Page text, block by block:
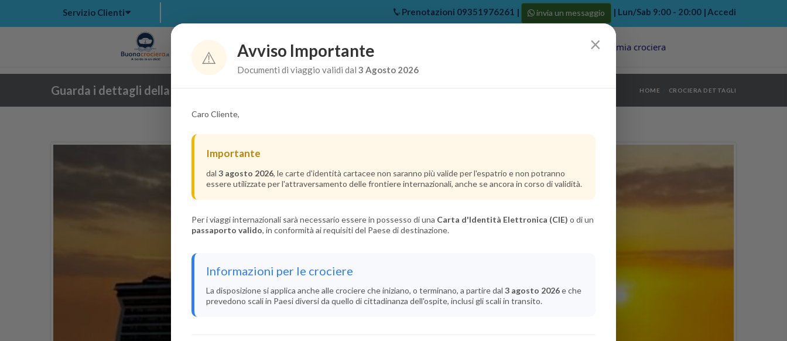
>
>
Servizio Clienti Prenotazioni 09351976261 | invia un messaggio | Lun/Sab 9:00 - 20:00 |Accedi
Home Chi Siamo Offerte Crociere Last Minute La mia crociera
Guarda i dettagli della crociera HOME CROCIERA DETTAGLI
×
⚠️ Avviso Importante
Documenti di viaggio validi dal 3 Agosto 2026
Caro Cliente,
Importante
dal 3 agosto 2026, le carte d'identità cartacee non saranno più valide per l'espatrio e non potranno
essere utilizzate per l'attraversamento delle frontiere internazionali, anche se ancora in corso di validità.
Per i viaggi internazionali sarà necessario essere in possesso di una Carta d'Identità Elettronica (CIE) o di un
passaporto valido, in conformità ai requisiti del Paese di destinazione.
Informazioni per le crociere
La disposizione si applica anche alle crociere che iniziano, o terminano, a partire dal 3 agosto 2026e che
prevedono scali in Paesi diversi da quello di cittadinanza dell'ospite, inclusi gli scali in transito.